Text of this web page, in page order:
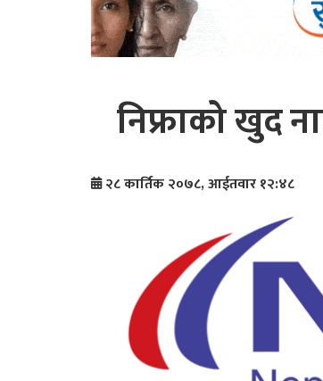
निफ्राको खुद
२८ कार्तिक २०७८, आईतवार १२:४८